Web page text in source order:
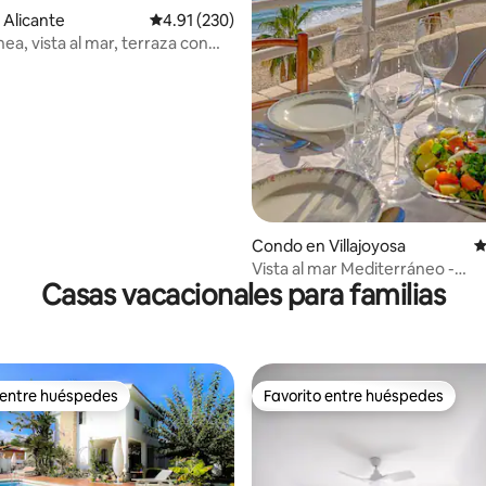
Calificación promedio: 4.91 de 5, 230 reseñas
4.91 (230)
Condo en Villajoyosa
Vista al mar Mediterráneo -
Impresionante apartamento de
dormitorios.
Casas vacacionales para familias
huéspedes
huéspedes Favorito entre huéspedes
Favorito entre huéspedes